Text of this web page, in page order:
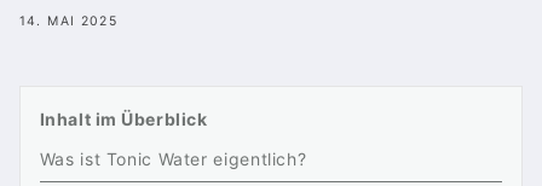
14. MAI 2025
Inhalt im Überblick
Was ist Tonic Water eigentlich?